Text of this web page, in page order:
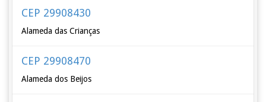
CEP 29908430
Alameda das Crianças
CEP 29908470
Alameda dos Beijos